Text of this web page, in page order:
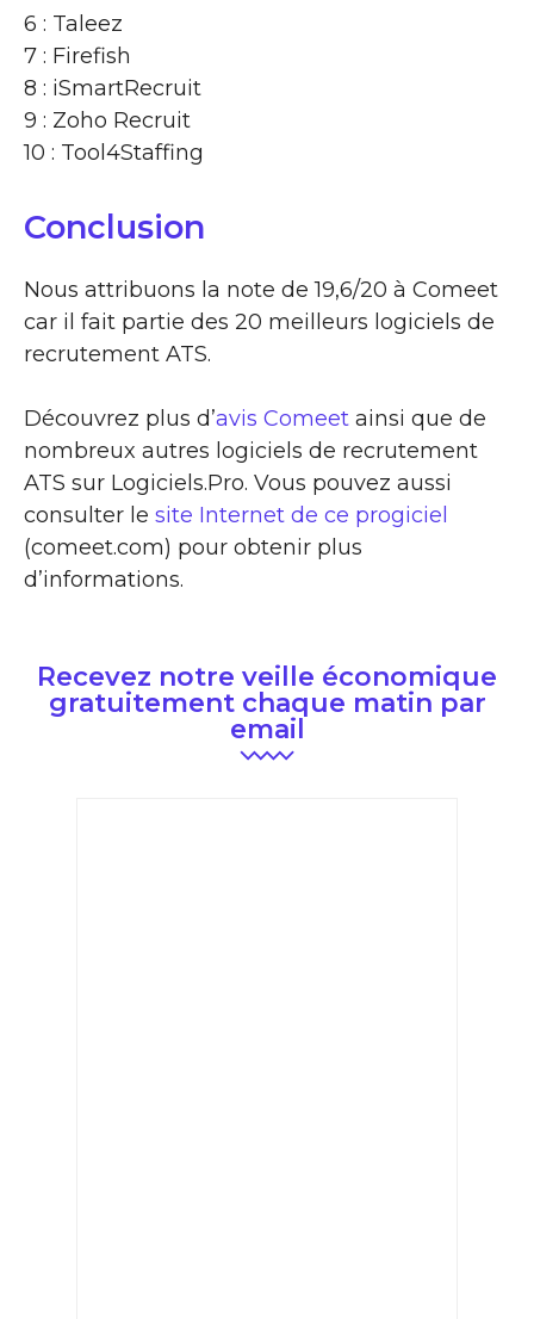
6 : Taleez
7 : Firefish
8 : iSmartRecruit
9 : Zoho Recruit
10 : Tool4Staffing
Conclusion
Nous attribuons la note de 19,6/20 à Comeet
car il fait partie des 20 meilleurs logiciels de
recrutement ATS.
Découvrez plus d’avis Comeet ainsi que de
nombreux autres logiciels de recrutement
ATS sur Logiciels.Pro. Vous pouvez aussi
consulter le site Internet de ce progiciel
(comeet.com) pour obtenir plus
d’informations.
Recevez notre veille économique
gratuitement chaque matin par
email